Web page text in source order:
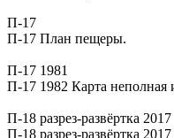
П-17
П-17 План пещеры.
П-17 1981
П-17 1982 Карта неполная
П-18 разрез-развёртка 2017
П-18 разрез-развёртка 2017